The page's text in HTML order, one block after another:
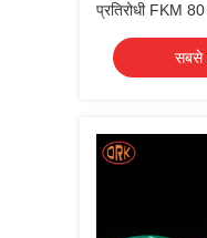
प्रतिरोधी FKM
Durometer
सबसे